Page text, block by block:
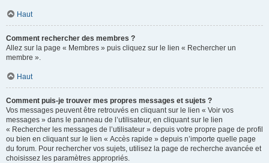
Haut
Comment rechercher des membres ?
Allez sur la page « Membres » puis cliquez sur le lien « Rechercher un
membre ».
Haut
Comment puis-je trouver mes propres messages et sujets ?
Vos messages peuvent être retrouvés en cliquant sur le lien « Voir vos
messages » dans le panneau de l’utilisateur, en cliquant sur le lien
« Rechercher les messages de l’utilisateur » depuis votre propre page de profil
ou bien en cliquant sur le lien « Accès rapide » depuis n’importe quelle page
du forum. Pour rechercher vos sujets, utilisez la page de recherche avancée et
choisissez les paramètres appropriés.